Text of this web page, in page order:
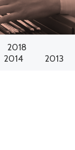
2018
2014 2013